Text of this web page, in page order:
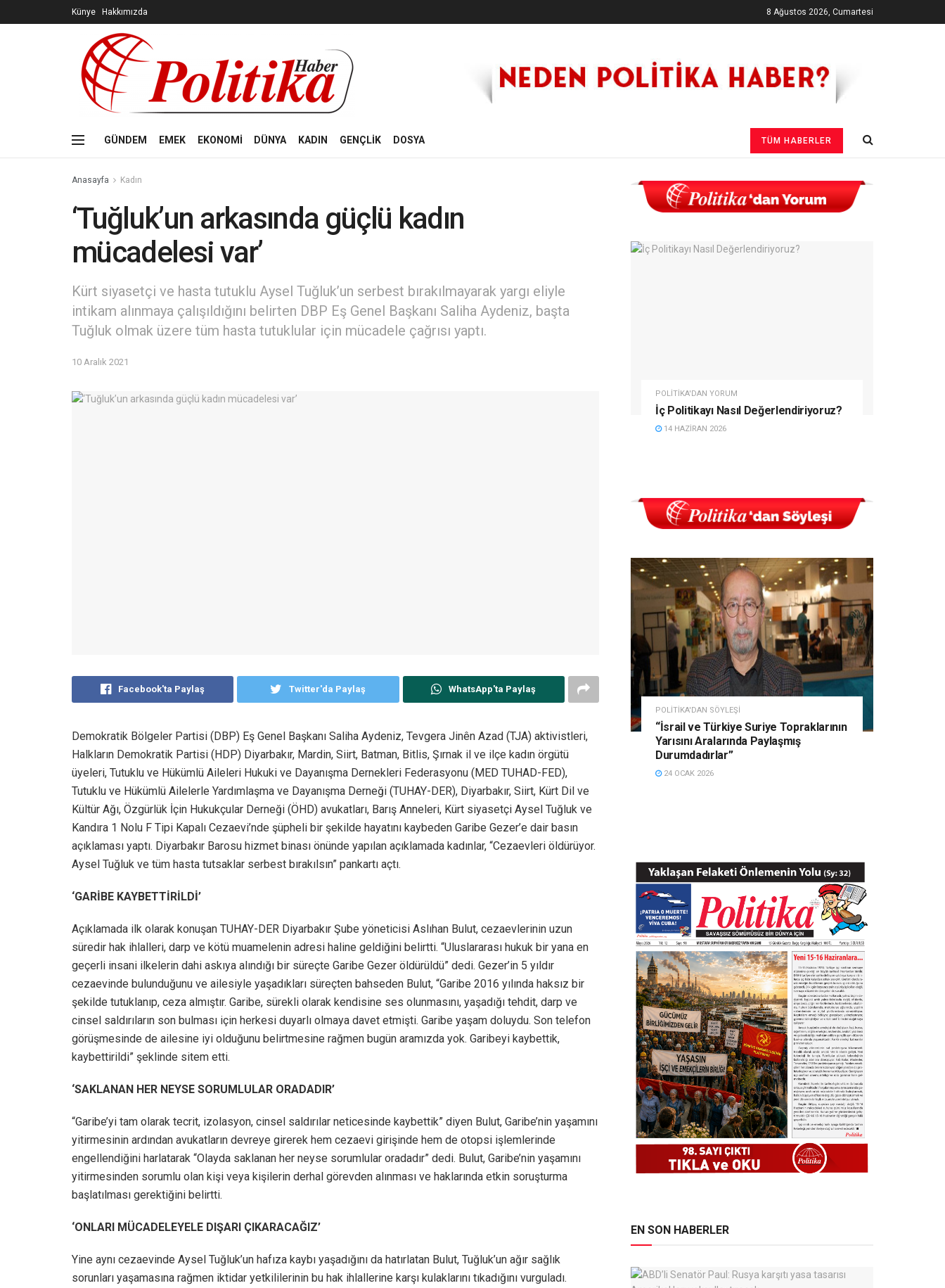
Künye Hakkımızda 8 Ağustos 2026, Cumartesi
GÜNDEM EMEK EKONOMİ DÜNYA KADIN GENÇLİK DOSYA TÜM HABERLER
Anasayfa Kadın
‘Tuğluk’un arkasında güçlü kadın
mücadelesi var’
Kürt siyasetçi ve hasta tutuklu Aysel Tuğluk’un serbest bırakılmayarak yargı eliyle
intikam alınmaya çalışıldığını belirten DBP Eş Genel Başkanı Saliha Aydeniz, başta
Tuğluk olmak üzere tüm hasta tutuklular için mücadele çağrısı yaptı.
10 Aralık 2021
Facebook'ta Paylaş Twitter'da Paylaş WhatsApp'ta Paylaş
Demokratik Bölgeler Partisi (DBP) Eş Genel Başkanı Saliha Aydeniz, Tevgera Jinên Azad (TJA) aktivistleri,
Halkların Demokratik Partisi (HDP) Diyarbakır, Mardin, Siirt, Batman, Bitlis, Şırnak il ve ilçe kadın örgütü
üyeleri, Tutuklu ve Hükümlü Aileleri Hukuki ve Dayanışma Dernekleri Federasyonu (MED TUHAD-FED),
Tutuklu ve Hükümlü Ailelerle Yardımlaşma ve Dayanışma Derneği (TUHAY-DER), Diyarbakır, Siirt, Kürt Dil ve
Kültür Ağı, Özgürlük İçin Hukukçular Derneği (ÖHD) avukatları, Barış Anneleri, Kürt siyasetçi Aysel Tuğluk ve
Kandıra 1 Nolu F Tipi Kapalı Cezaevi’nde şüpheli bir şekilde hayatını kaybeden Garibe Gezer’e dair basın
açıklaması yaptı. Diyarbakır Barosu hizmet binası önünde yapılan açıklamada kadınlar, “Cezaevleri öldürüyor.
Aysel Tuğluk ve tüm hasta tutsaklar serbest bırakılsın” pankartı açtı.
‘GARİBE KAYBETTİRİLDİ’
Açıklamada ilk olarak konuşan TUHAY-DER Diyarbakır Şube yöneticisi Aslıhan Bulut, cezaevlerinin uzun
süredir hak ihlalleri, darp ve kötü muamelenin adresi haline geldiğini belirtti. “Uluslararası hukuk bir yana en
geçerli insani ilkelerin dahi askıya alındığı bir süreçte Garibe Gezer öldürüldü” dedi. Gezer’in 5 yıldır
cezaevinde bulunduğunu ve ailesiyle yaşadıkları süreçten bahseden Bulut, “Garibe 2016 yılında haksız bir
şekilde tutuklanıp, ceza almıştır. Garibe, sürekli olarak kendisine ses olunmasını, yaşadığı tehdit, darp ve
cinsel saldırıların son bulması için herkesi duyarlı olmaya davet etmişti. Garibe yaşam doluydu. Son telefon
görüşmesinde de ailesine iyi olduğunu belirtmesine rağmen bugün aramızda yok. Garibeyi kaybettik,
kaybettirildi” şeklinde sitem etti.
‘SAKLANAN HER NEYSE SORUMLULAR ORADADIR’
“Garibe’yi tam olarak tecrit, izolasyon, cinsel saldırılar neticesinde kaybettik” diyen Bulut, Garibe’nin yaşamını
yitirmesinin ardından avukatların devreye girerek hem cezaevi girişinde hem de otopsi işlemlerinde
engellendiğini harlatarak “Olayda saklanan her neyse sorumlular oradadır” dedi. Bulut, Garibe’nin yaşamını
yitirmesinden sorumlu olan kişi veya kişilerin derhal görevden alınması ve haklarında etkin soruşturma
başlatılması gerektiğini belirtti.
‘ONLARI MÜCADELEYELE DIŞARI ÇIKARACAĞIZ’
Yine aynı cezaevinde Aysel Tuğluk’un hafıza kaybı yaşadığını da hatırlatan Bulut, Tuğluk’un ağır sağlık
sorunları yaşamasına rağmen iktidar yetkililerinin bu hak ihlallerine karşı kulaklarını tıkadığını vurguladı.
POLITIKA'DAN YORUM
İç Politikayı Nasıl Değerlendiriyoruz?
14 HAZIRAN 2026
POLITIKA'DAN SÖYLEŞI
“İsrail ve Türkiye Suriye Topraklarının
Yarısını Aralarında Paylaşmış
Durumdadırlar”
24 OCAK 2026
EN SON HABERLER